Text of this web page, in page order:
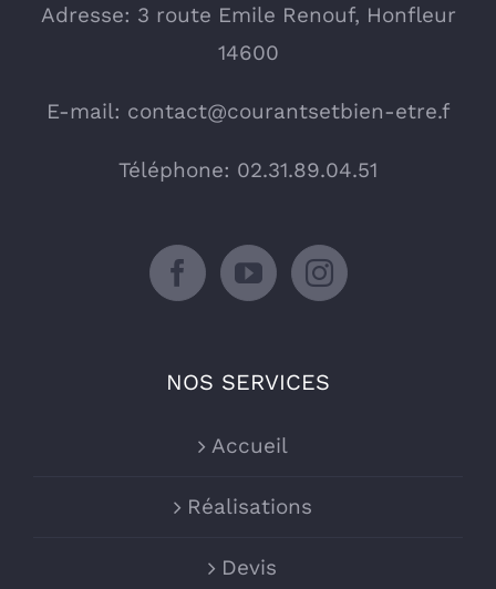
Adresse: 3 route Emile Renouf, Honfleur
14600
E-mail: contact@courantsetbien-etre.f
Téléphone: 02.31.89.04.51
NOS SERVICES
Accueil
Réalisations
Devis